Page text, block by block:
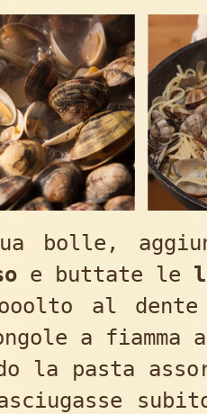
bolle,
e buttate le
al
a fiamma
la pasta